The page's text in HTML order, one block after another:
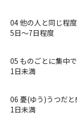
04 他の人と同じ程
5日〜7日程度
05 ものごとに集中
1日未満
06 憂(ゆう)うつだと
1日未満